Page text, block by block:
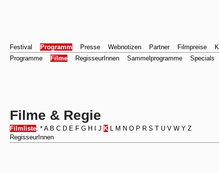
Festival Programm Presse Webnotizen Partner Filmpreise
Programme
Filme RegisseurInnen Sammelprogramme Specials
Filme & Regie
Filmliste: * A B C D E F G H J K L M N O P R S T U V W Y Z
RegisseurInnen